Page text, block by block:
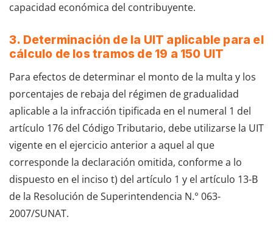
capacidad económica del contribuyente.
3. Determinación de la UIT aplicable para el
cálculo de los tramos de 19 a 150 UIT
Para efectos de determinar el monto de la multa y los
porcentajes de rebaja del régimen de gradualidad
aplicable a la infracción tipificada en el numeral 1 del
artículo 176 del Código Tributario, debe utilizarse la UIT
vigente en el ejercicio anterior a aquel al que
corresponde la declaración omitida, conforme a lo
dispuesto en el inciso t) del artículo 1 y el artículo 13-B
de la Resolución de Superintendencia N.° 063-
2007/SUNAT.